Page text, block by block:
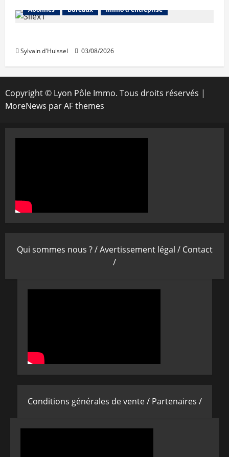
Abonnés
Bureaux Immo d'entreprise
Sylvain d'Huissel 03/08/2026
Copyright © Lyon Pôle Immo. Tous droits réservés |
MoreNews par AF themes
Qui sommes nous ? /Avertissement légal / Contact
/
Conditions générales de vente / Partenaires /